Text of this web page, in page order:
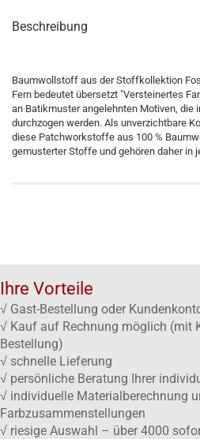
Beschreibung
Baumwollstoff aus der Stoffkollektion
Fern bedeutet übersetzt "Versteinertes
an Batikmuster angelehnten Motiven, die
durchzogen werden. Als unverzichtbare
diese Patchworkstoffe aus 100 %
gemusterter Stoffe und gehören daher in
Ihre Vorteile
√ Gast-Bestellung oder
√ Kauf auf Rechnung möglich (mit
Bestellung)
√ schnelle Lieferung
√ persönliche Beratung Ihrer
√ individuelle Materialberechnung
Farbzusammenstellungen
√ riesige Auswahl – über 4000